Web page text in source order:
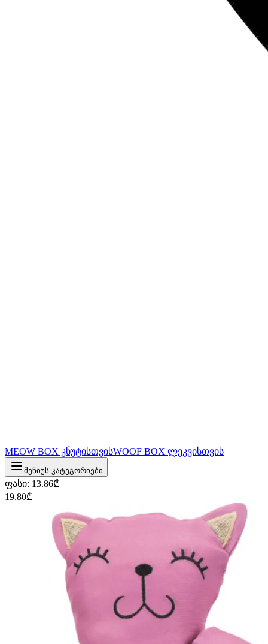
MEOW BOX კნუტისთვისWOOF BOX ლეკვისთვის
მენიუს კატეგორიები
ფასი: 13.86₾
19.80₾